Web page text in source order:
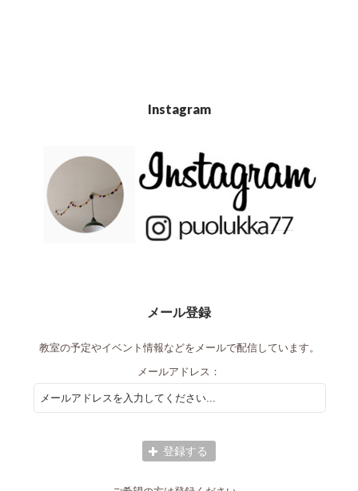
Instagram
メール登録
教室の予定やイベント情報などをメールで配信しています。
メールアドレス：